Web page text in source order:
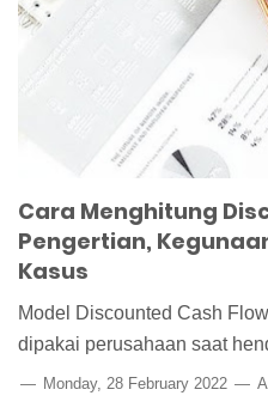
Cara Menghitung
Pengertian,
Kasus
Model Discounted Cash
dipakai perusahaan saat
Monday, 28 February 2022